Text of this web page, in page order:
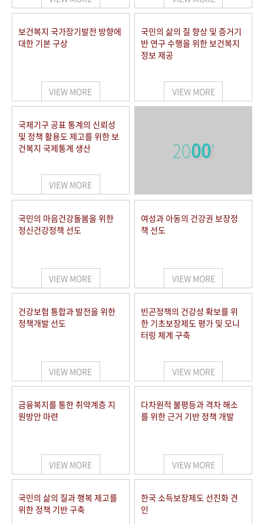
보건복지 국가장기발전 방향에
대한 기본 구상
VIEW MORE
국민의 삶의 질 향상 및 증거기
반 연구 수행을 위한 보건복지
정보 제공
VIEW MORE
국제기구 공표 통계의 신뢰성
및 정책 활용도 제고를 위한 보
건복지 국제통계 생산
VIEW MORE
2000'
국민의 마음건강돌봄을 위한
정신건강정책 선도
VIEW MORE
여성과 아동의 건강권 보장정
책 선도
VIEW MORE
건강보험 통합과 발전을 위한
정책개발 선도
VIEW MORE
빈곤정책의 건강성 확보를 위
한 기초보장제도 평가 및 모니
터링 체계 구축
VIEW MORE
금융복지를 통한 취약계층 지
원방안 마련
VIEW MORE
다차원적 불평등과 격차 해소
를 위한 근거 기반 정책 개발
VIEW MORE
국민의 삶의 질과 행복 제고를
위한 정책 기반 구축
한국 소득보장제도 선진화 견
인